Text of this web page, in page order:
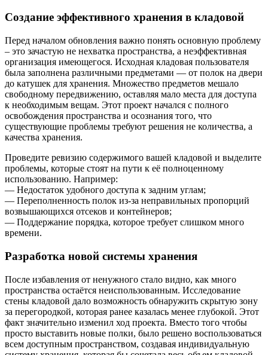
Создание эффективного хранения в кладовой
Перед началом обновления важно понять основную проблему
– это зачастую не нехватка пространства, а неэффективная
организация имеющегося. Исходная кладовая пользователя
была заполнена различными предметами — от полок на двери
до катушек для хранения. Множество предметов мешало
свободному передвижению, оставляя мало места для доступа
к необходимым вещам. Этот проект начался с полного
освобождения пространства и осознания того, что
существующие проблемы требуют решения не количества, а
качества хранения.
Проведите ревизию содержимого вашей кладовой и выделите
проблемы, которые стоят на пути к её полноценному
использованию. Например:
— Недостаток удобного доступа к задним углам;
— Переполненность полок из-за неправильных пропорций
возвышающихся отсеков и контейнеров;
— Поддержание порядка, которое требует слишком много
времени.
Разработка новой системы хранения
После избавления от ненужного стало видно, как много
пространства остаётся неиспользованным. Исследование
стены кладовой дало возможность обнаружить скрытую зону
за перегородкой, которая ранее казалась менее глубокой. Этот
факт значительно изменил ход проекта. Вместо того чтобы
просто выставить новые полки, было решено воспользоваться
всем доступным пространством, создавая индивидуальную